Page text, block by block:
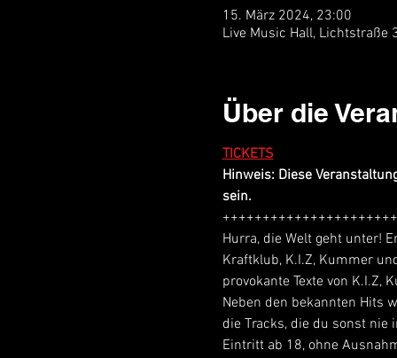
15. März 2024, 23:00
Live Music Hall, Lichtstraße
Über die
TICKETS
Hinweis: Diese
sein.
Hurra, die Welt geht unter!
Kraftklub, K.I.Z, Kummer
provokante Texte von K.I.Z,
Neben den bekannten Hits
die Tracks, die du sonst nie
Eintritt ab 18, ohne